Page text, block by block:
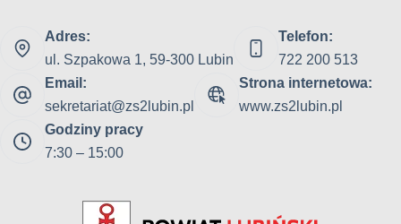
Adres:
ul. Szpakowa 1, 59-300 Lubin
Telefon:
722 200 513
Email:
sekretariat@zs2lubin.pl
Strona internetowa:
www.zs2lubin.pl
Godziny pracy
7:30 – 15:00